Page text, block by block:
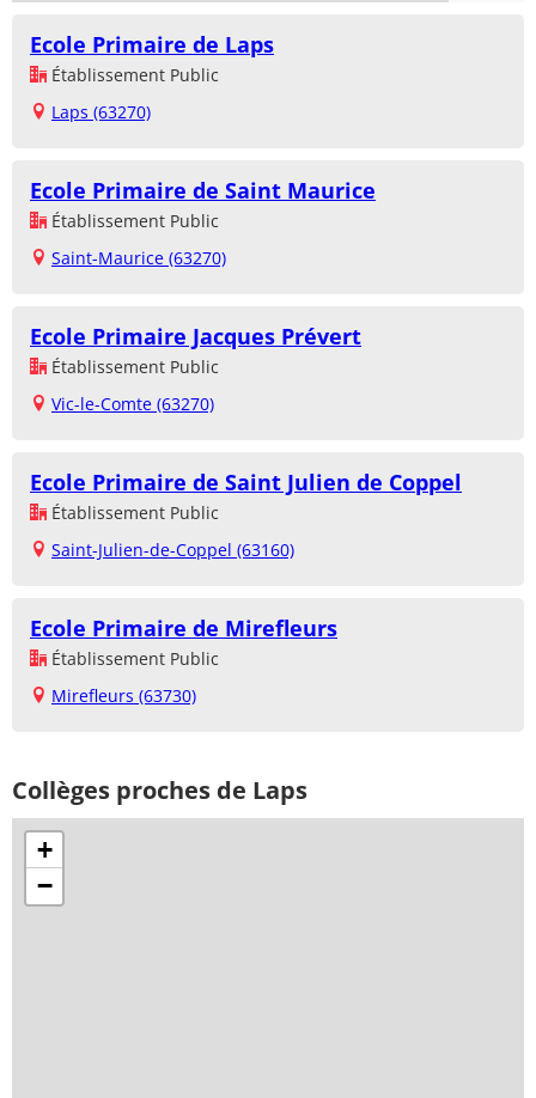
Ecole Primaire de Laps
Établissement Public
Laps (63270)
Ecole Primaire de Saint Maurice
Établissement Public
Saint-Maurice (63270)
Ecole Primaire Jacques Prévert
Établissement Public
Vic-le-Comte (63270)
Ecole Primaire de Saint Julien de Coppel
Établissement Public
Saint-Julien-de-Coppel (63160)
Ecole Primaire de Mirefleurs
Établissement Public
Mirefleurs (63730)
Collèges proches de Laps
+
−